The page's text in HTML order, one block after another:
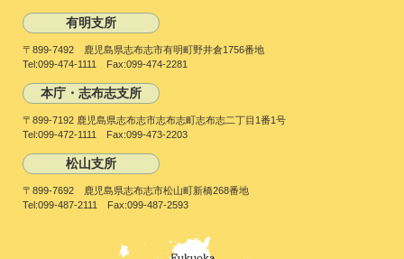
有明支所
〒899-7492 鹿児島県志布志市有明町野井倉1756番地
Tel:099-474-1111 Fax:099-474-2281
本庁・志布志支所
〒899-7192 鹿児島県志布志市志布志町志布志二丁目1番1号
Tel:099-472-1111 Fax:099-473-2203
松山支所
〒899-7692 鹿児島県志布志市松山町新橋268番地
Tel:099-487-2111 Fax:099-487-2593